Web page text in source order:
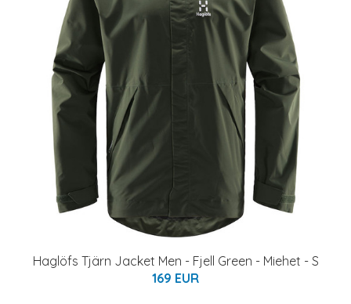
Haglöfs Tjärn Jacket Men - Fjell Green - Miehet - S
169 EUR